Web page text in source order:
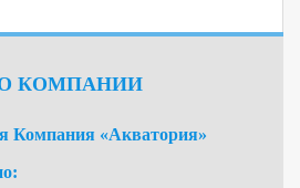
КОМПАНИИ
«Акватория»